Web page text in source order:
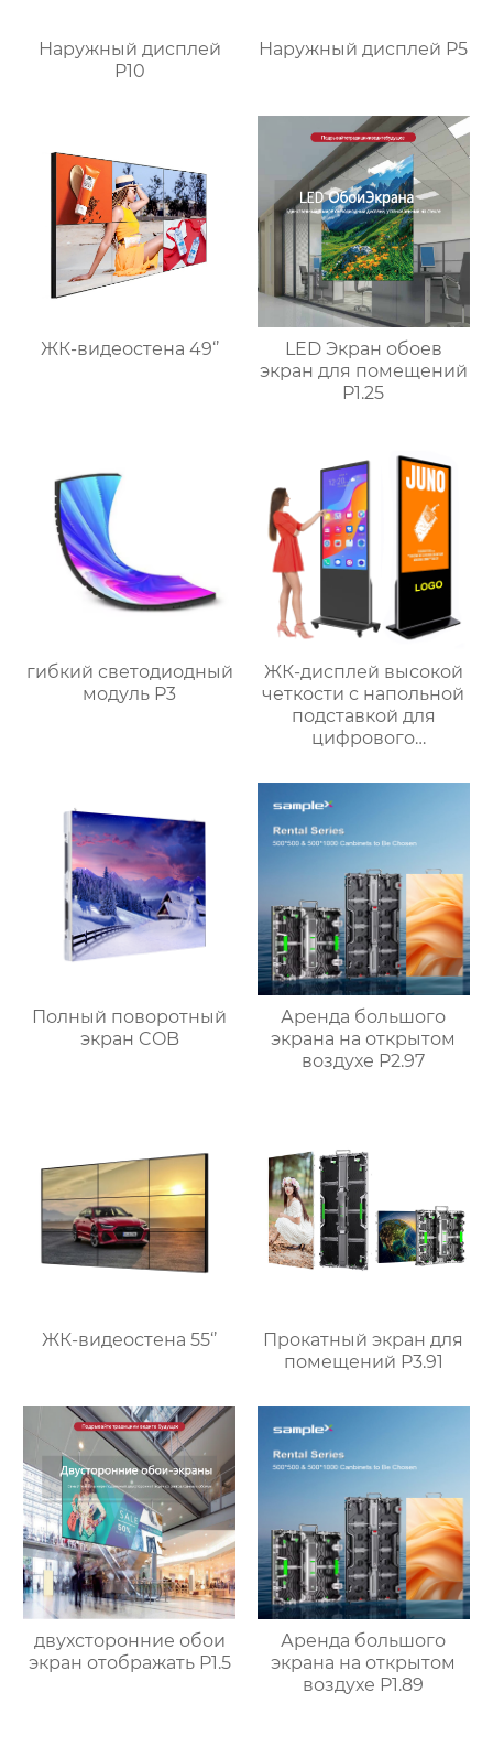
Наружный дисплей
P10
Наружный дисплей P5
ЖК-видеостена 49‘’
LED Экран обоев
экран для помещений
P1.25
гибкий светодиодный
модуль P3
ЖК-дисплей высокой
четкости с напольной
подставкой для
цифрового
Полный поворотный
экран COB
Аренда большого
экрана на открытом
воздухе P2.97
ЖК-видеостена 55‘’
Прокатный экран для
помещений P3.91
двухсторонние обои
экран отображать P1.5
Аренда большого
экрана на открытом
воздухе P1.89